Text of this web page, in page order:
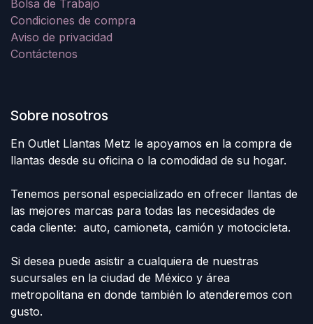
Bolsa de Trabajo
Condiciones de compra
Aviso de privacidad
Contáctenos
Sobre nosotros
En Outlet Llantas Metz le apoyamos en la compra de
llantas desde su oficina o la comodidad de su hogar.
Tenemos personal especializado en ofrecer llantas de
las mejores marcas para todas las necesidades de
cada cliente: auto, camioneta, camión y motocicleta.
Si desea puede asistir a cualquiera de nuestras
sucursales en la ciudad de México y área
metropolitana en donde también lo atenderemos con
gusto.